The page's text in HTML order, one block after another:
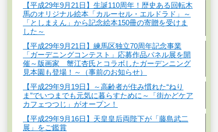
【平成29年9月21日】生誕110周年！歴史ある回転木
馬のオリジナル絵本「カルーセル・エルドラド」～
「としまえん」から記念絵本150冊の寄贈を受けま
した～
【平成29年9月21日】練馬区独立70周年記念事業
「ガーデニングコンテスト」応募作品パネル展を開
催～版画家 蟹江杏氏とコラボしたガーデンニング
見本園も登場！～（事前のお知らせ）
【平成29年9月19日】～高齢者が住み慣れた“ねり
ま”でいつまでも元気に暮らすために～「街かどケア
カフェつつじ」がオープン！
【平成29年9月16日】天皇皇后両陛下が「藤島武二
展」をご鑑賞